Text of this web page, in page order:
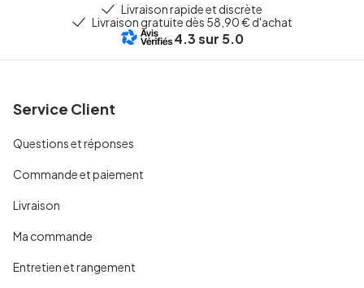
Livraison rapide et discrète
Livraison gratuite dès 58,90 € d'achat
4.3sur 5.0
Service Client
Questions et réponses
Commande et paiement
Livraison
Ma commande
Entretien et rangement